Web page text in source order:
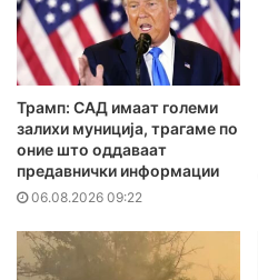
Трамп: САД имаат големи
залихи муниција, трагаме по
оние што оддаваат
предавнички информации
06.08.2026 09:22